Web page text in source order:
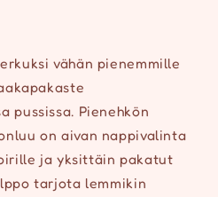
vähän pienemmille
pussissa. Pienehkön
on aivan nappivalinta
ja yksittäin pakatut
tarjota lemmikin